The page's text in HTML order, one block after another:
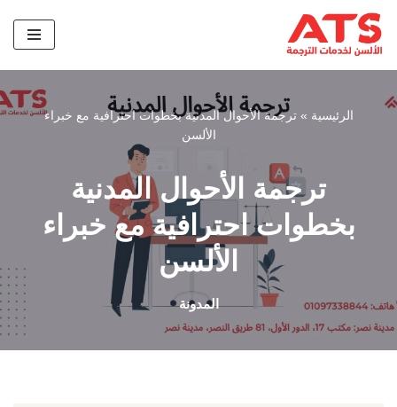
تخطى
إلى
الرئيسية »ترجمة الأحوال المدنية بخطوات احترافية مع خبراء
الألسن
ترجمة الأحوال المدنية
بخطوات احترافية مع خبراء
الألسن
المدونة